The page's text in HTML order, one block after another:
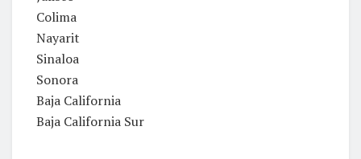
Colima
Nayarit
Sinaloa
Sonora
Baja California
Baja California Sur